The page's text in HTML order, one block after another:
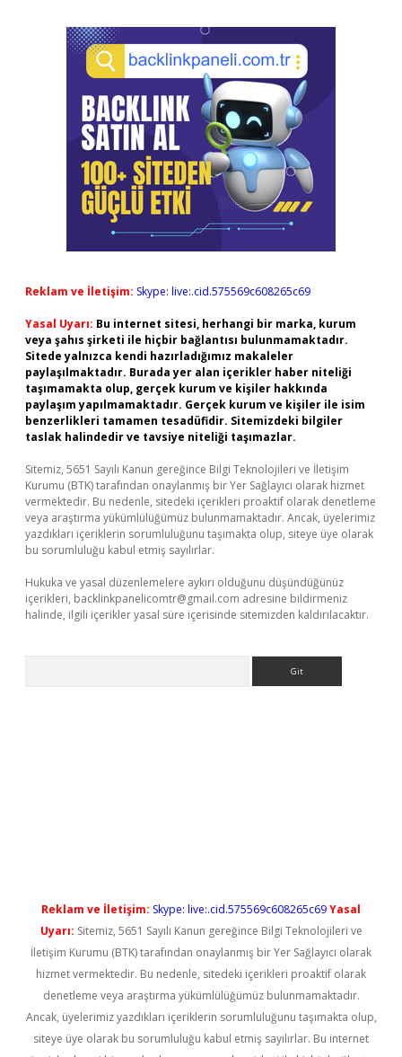
Reklam ve İletişim: Skype: live:.cid.575569c608265c69
Yasal Uyarı: Bu internet sitesi, herhangi bir marka, kurum
veya şahıs şirketi ile hiçbir bağlantısı bulunmamaktadır.
Sitede yalnızca kendi hazırladığımız makaleler
paylaşılmaktadır. Burada yer alan içerikler haber niteliği
taşımamakta olup, gerçek kurum ve kişiler hakkında
paylaşım yapılmamaktadır. Gerçek kurum ve kişiler ile isim
benzerlikleri tamamen tesadüfidir. Sitemizdeki bilgiler
taslak halindedir ve tavsiye niteliği taşımazlar.
Sitemiz, 5651 Sayılı Kanun gereğince Bilgi Teknolojileri ve İletişim
Kurumu (BTK) tarafından onaylanmış bir Yer Sağlayıcı olarak hizmet
vermektedir. Bu nedenle, sitedeki içerikleri proaktif olarak denetleme
veya araştırma yükümlülüğümüz bulunmamaktadır. Ancak, üyelerimiz
yazdıkları içeriklerin sorumluluğunu taşımakta olup, siteye üye olarak
bu sorumluluğu kabul etmiş sayılırlar.
Hukuka ve yasal düzenlemelere aykırı olduğunu düşündüğünüz
içerikleri, backlinkpanelicomtr@gmail.com adresine bildirmeniz
halinde, ilgili içerikler yasal süre içerisinde sitemizden kaldırılacaktır.
Reklam ve İletişim: Skype: live:.cid.575569c608265c69Yasal
Uyarı: Sitemiz, 5651 Sayılı Kanun gereğince Bilgi Teknolojileri ve
İletişim Kurumu (BTK) tarafından onaylanmış bir Yer Sağlayıcı olarak
hizmet vermektedir. Bu nedenle, sitedeki içerikleri proaktif olarak
denetleme veya araştırma yükümlülüğümüz bulunmamaktadır.
Ancak, üyelerimiz yazdıkları içeriklerin sorumluluğunu taşımakta olup,
siteye üye olarak bu sorumluluğu kabul etmiş sayılırlar. Bu internet